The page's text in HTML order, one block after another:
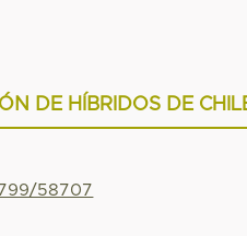
DE HÍBRIDOS DE
58707